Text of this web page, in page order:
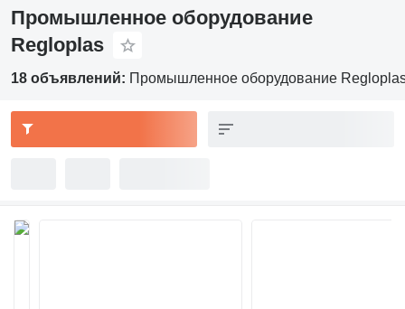
Промышленное оборудование
Regloplas
18 объявлений: Промышленное оборудование